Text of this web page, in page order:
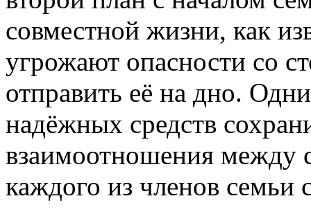
совместной жизни, как
угрожают опасности со
отправить её на дно.
надёжных средств
взаимоотношения между
каждого из членов семьи